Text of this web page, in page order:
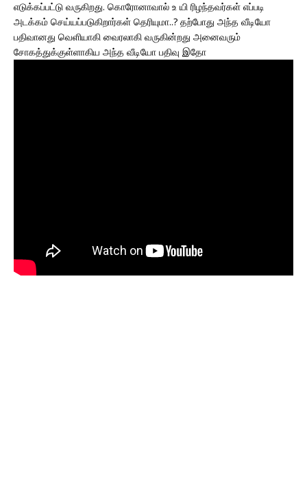
எடுக்கப்பட்டு வருகிறது. கொரோனாவால் உ யி ரிழந்தவர்கள் எப்படி
அடக்கம் செய்யப்படுகிறார்கள் தெரியுமா..? தற்போது அந்த வீடியோ
பதிவானது வெளியாகி வைரலாகி வருகின்றது அனைவரும்
சோகத்துக்குள்ளாகிய அந்த வீடியோ பதிவு இதோ